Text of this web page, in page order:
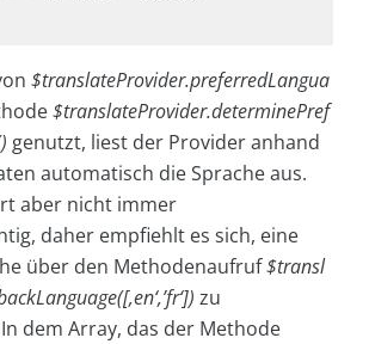
$translateProvider.preferredLangua
$translateProvider.determinePref
genutzt, liest der Provider anhand
automatisch die Sprache aus.
aber nicht immer
daher empfiehlt es sich, eine
über den Methodenaufruf$transl
zu
dem Array, das der Methode